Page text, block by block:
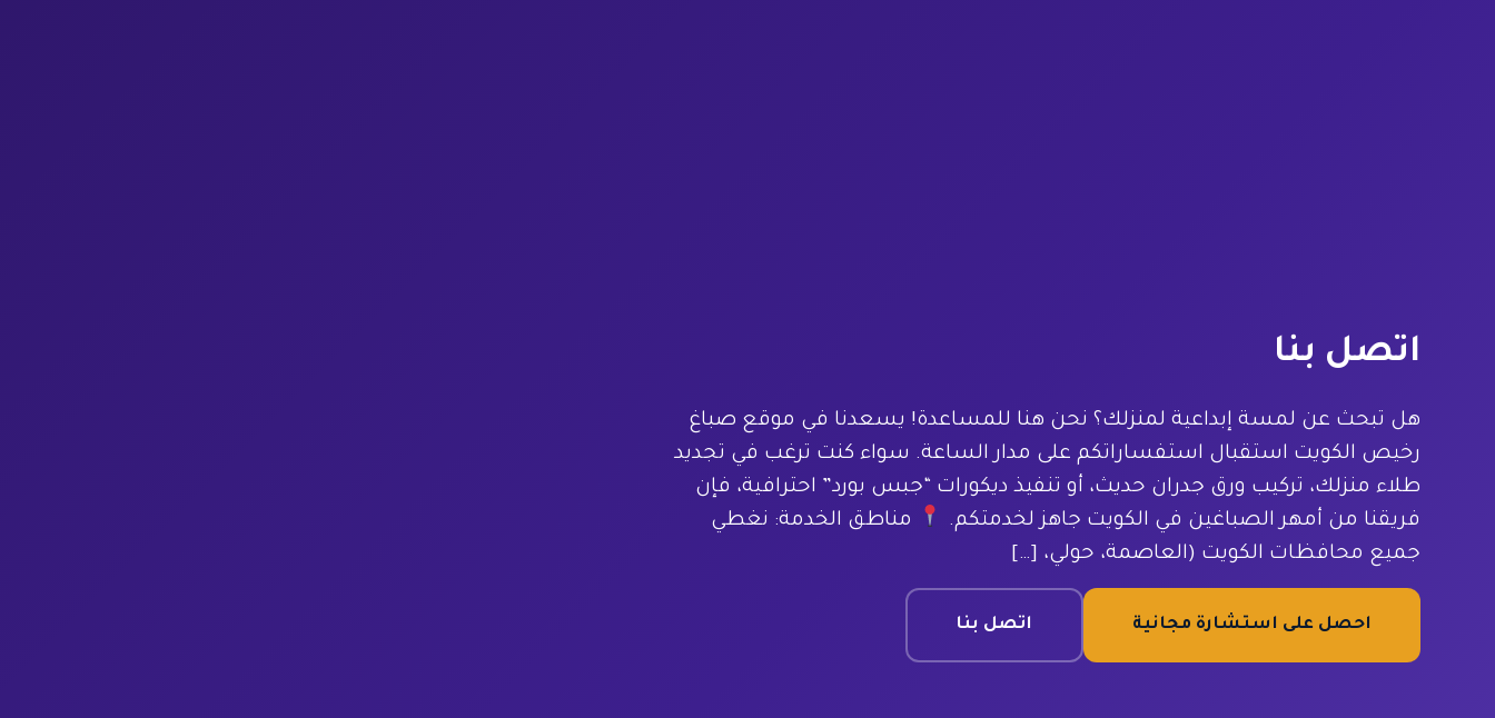
اتصل بنا
هل تبحث عن لمسة إبداعية لمنزلك؟ نحن هنا للمساعدة! يسعدنا في موقع صباغ
رخيص الكويت استقبال استفساراتكم على مدار الساعة. سواء كنت ترغب في تجديد
طلاء منزلك، تركيب ورق جدران حديث، أو تنفيذ ديكورات “جبس بورد” احترافية، فإن
فريقنا من أمهر الصباغين في الكويت جاهز لخدمتكم.
مناطق الخدمة: نغطي
جميع محافظات الكويت (العاصمة، حولي، […]
احصل على استشارة مجانية اتصل بنا